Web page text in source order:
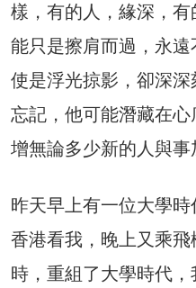
樣，有的人，緣深，
能只是擦肩而過，永
使是浮光掠影，卻深
忘記，他可能潛藏在
增無論多少新的人與事
昨天早上有一位大學
香港看我，晚上又乘
時，重組了大學時代